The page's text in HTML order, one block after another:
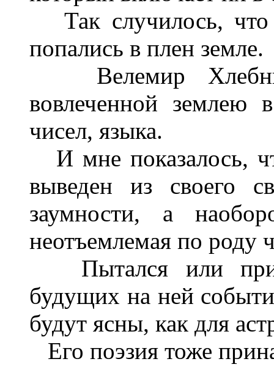
Так случилось, что
попались в плен земле.
Велемир
вовлеченной землею
чисел, языка.
И мне показалось,
выведен из своего
заумности, а
неотъемлемая по роду
Пытался или
будущих на ней
будут ясны, как для
Его поэзия тоже